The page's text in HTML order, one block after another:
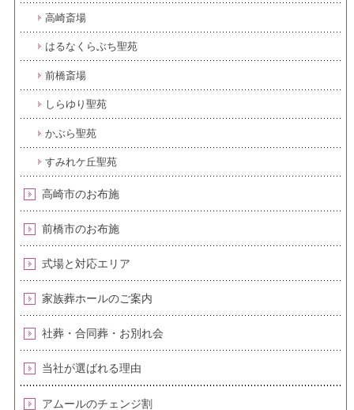
高崎斎場
はるなくらぶち聖苑
前橋斎場
しらゆり聖苑
かぶら聖苑
すみれケ丘聖苑
高崎市のお布施
前橋市のお布施
式場と対応エリア
家族葬ホールのご案内
社葬・合同葬・お別れ会
当社が選ばれる理由
アムールのチェンジ割